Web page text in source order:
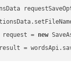
request = new